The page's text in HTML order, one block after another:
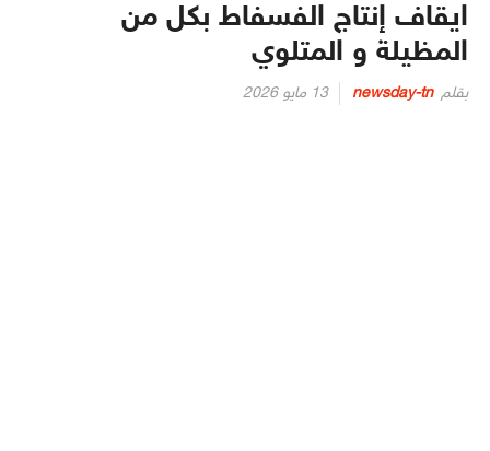
ايقاف إنتاج الفسفاط بكل من
المظيلة و المتلوي
بقلم newsday-tn
Posted
13 مايو 2026